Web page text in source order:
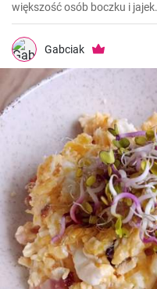
większość osób boczku i jajek.
Gabciak